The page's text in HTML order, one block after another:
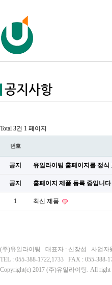
Total 3건 1 페이지
번호
공지 유일라이팅 홈페이지를 정
공지 홈페이지 제품 등록 중입니다
1 최신 제품
(주)유일라이팅 대표자 : 신장섭 사업자
TEL : 055-388-1722,1733 FAX : 055-388-
Copyright(c) 2017 (주)유일라이팅. All right